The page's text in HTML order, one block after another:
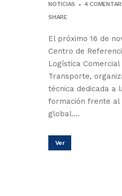
NOTICIAS
4
SHARE
El próximo 16 de
Centro de
Logística
Transporte,
técnica dedicada a
formación frente al
global....
Ver